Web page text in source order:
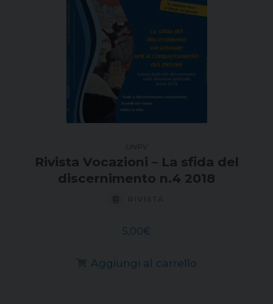
UNPV
Rivista Vocazioni – La sfida del
discernimento n.4 2018
RIVISTA
5,00€
Aggiungi al carrello